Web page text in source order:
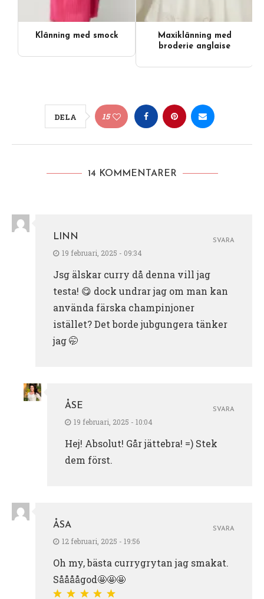
Klänning med smock
Maxiklänning med
broderie anglaise
DELA 15
14 KOMMENTARER
LINN
19 februari, 2025 - 09:34
Jsg älskar curry då denna vill jag
testa! 😋 dock undrar jag om man kan
använda färska champinjoner
istället? Det borde jubgungera tänker
jag 🤭
SVARA
ÅSE
19 februari, 2025 - 10:04
Hej! Absolut! Går jättebra! =) Stek
dem först.
SVARA
ÅSA
12 februari, 2025 - 19:56
Oh my, bästa currygrytan jag smakat.
Såååågod🤩🤩🤩
SVARA